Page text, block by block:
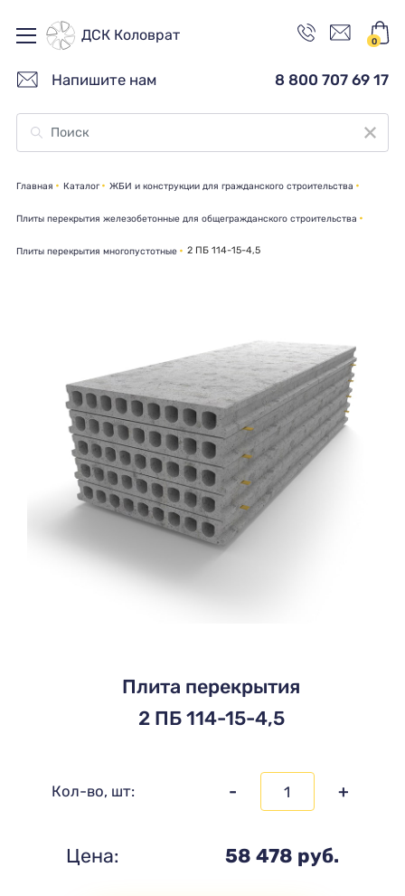
ДСК Коловрат 0
Напишите нам 8 800 707 69 17
Главная Каталог ЖБИ и конструкции для гражданского строительства
Плиты перекрытия железобетонные для общегражданского строительства
Плиты перекрытия многопустотные 2 ПБ 114-15-4,5
Плита перекрытия
2 ПБ 114-15-4,5
Кол-во, шт: - +
Цена: 58 478 руб.